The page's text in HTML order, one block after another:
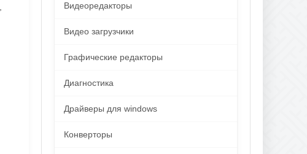
Видеоредакторы
Видео загрузчики
Графические редакторы
Диагностика
Драйверы для windows
Конверторы